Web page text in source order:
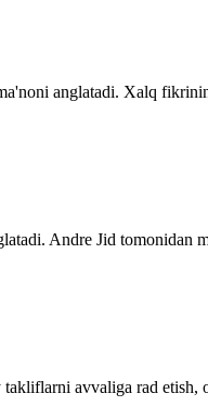
anglatadi. Xalq
Andre Jid
avvaliga rad etish,